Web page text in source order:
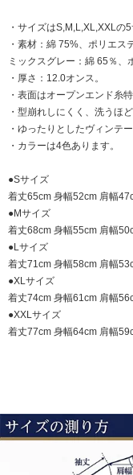
・サイズはS,M,L,XL,XXLの
・素材：綿 75%、ポリエス
ミックスグレー：綿 65％、
・厚さ：12.0オンス。
・表面はオープンエンド糸
・型崩れしにくく、洗うほど
・ゆったりとしたヴィンテ
・カラーは4色あります。
●Sサイズ
着丈65cm 身幅52cm 肩幅
●Mサイズ
着丈68cm 身幅55cm 肩幅
●Lサイズ
着丈71cm 身幅58cm 肩幅
●XLサイズ
着丈74cm 身幅61cm 肩幅
●XXLサイズ
着丈77cm 身幅64cm 肩幅